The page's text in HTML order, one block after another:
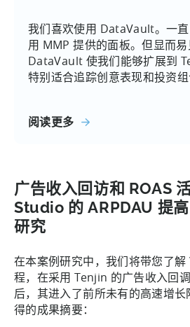
我们喜欢使用 DataVault。一
用 MMP 提供的面板。但显而易
DataVault 使我们能够扩展到
特别适合追踪创意表现和投资组
阅读更多
广告收入回访和 ROAS
Studio 的 ARPDAU 提
研究
在本案例研究中，我们将带您了
程，在采用 Tenjin 的广告收入回
后，其进入了前所未有的高速增
得的成果摘要：